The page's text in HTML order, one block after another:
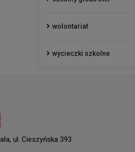
wolontariat
wycieczki szkolne
ul. Cieszyńska 393